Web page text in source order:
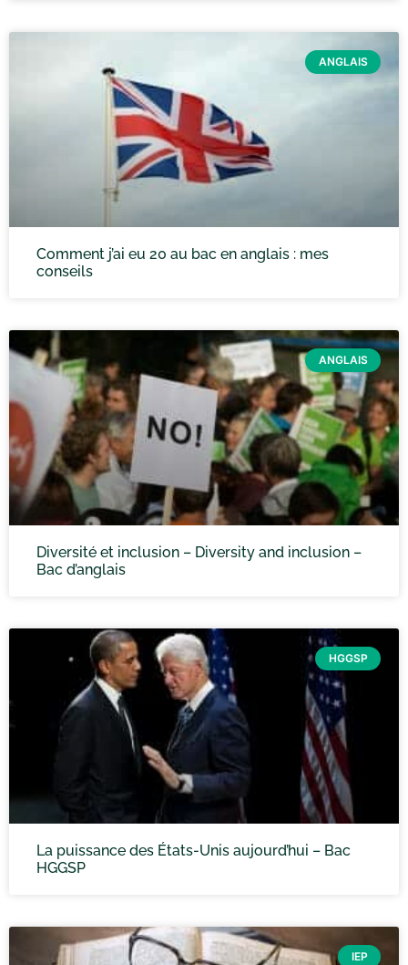
ANGLAIS
Comment j’ai eu 20 au bac en anglais : mes
conseils
ANGLAIS
Diversité et inclusion – Diversity and inclusion –
Bac d’anglais
HGGSP
La puissance des États-Unis aujourd’hui – Bac
HGGSP
IEP